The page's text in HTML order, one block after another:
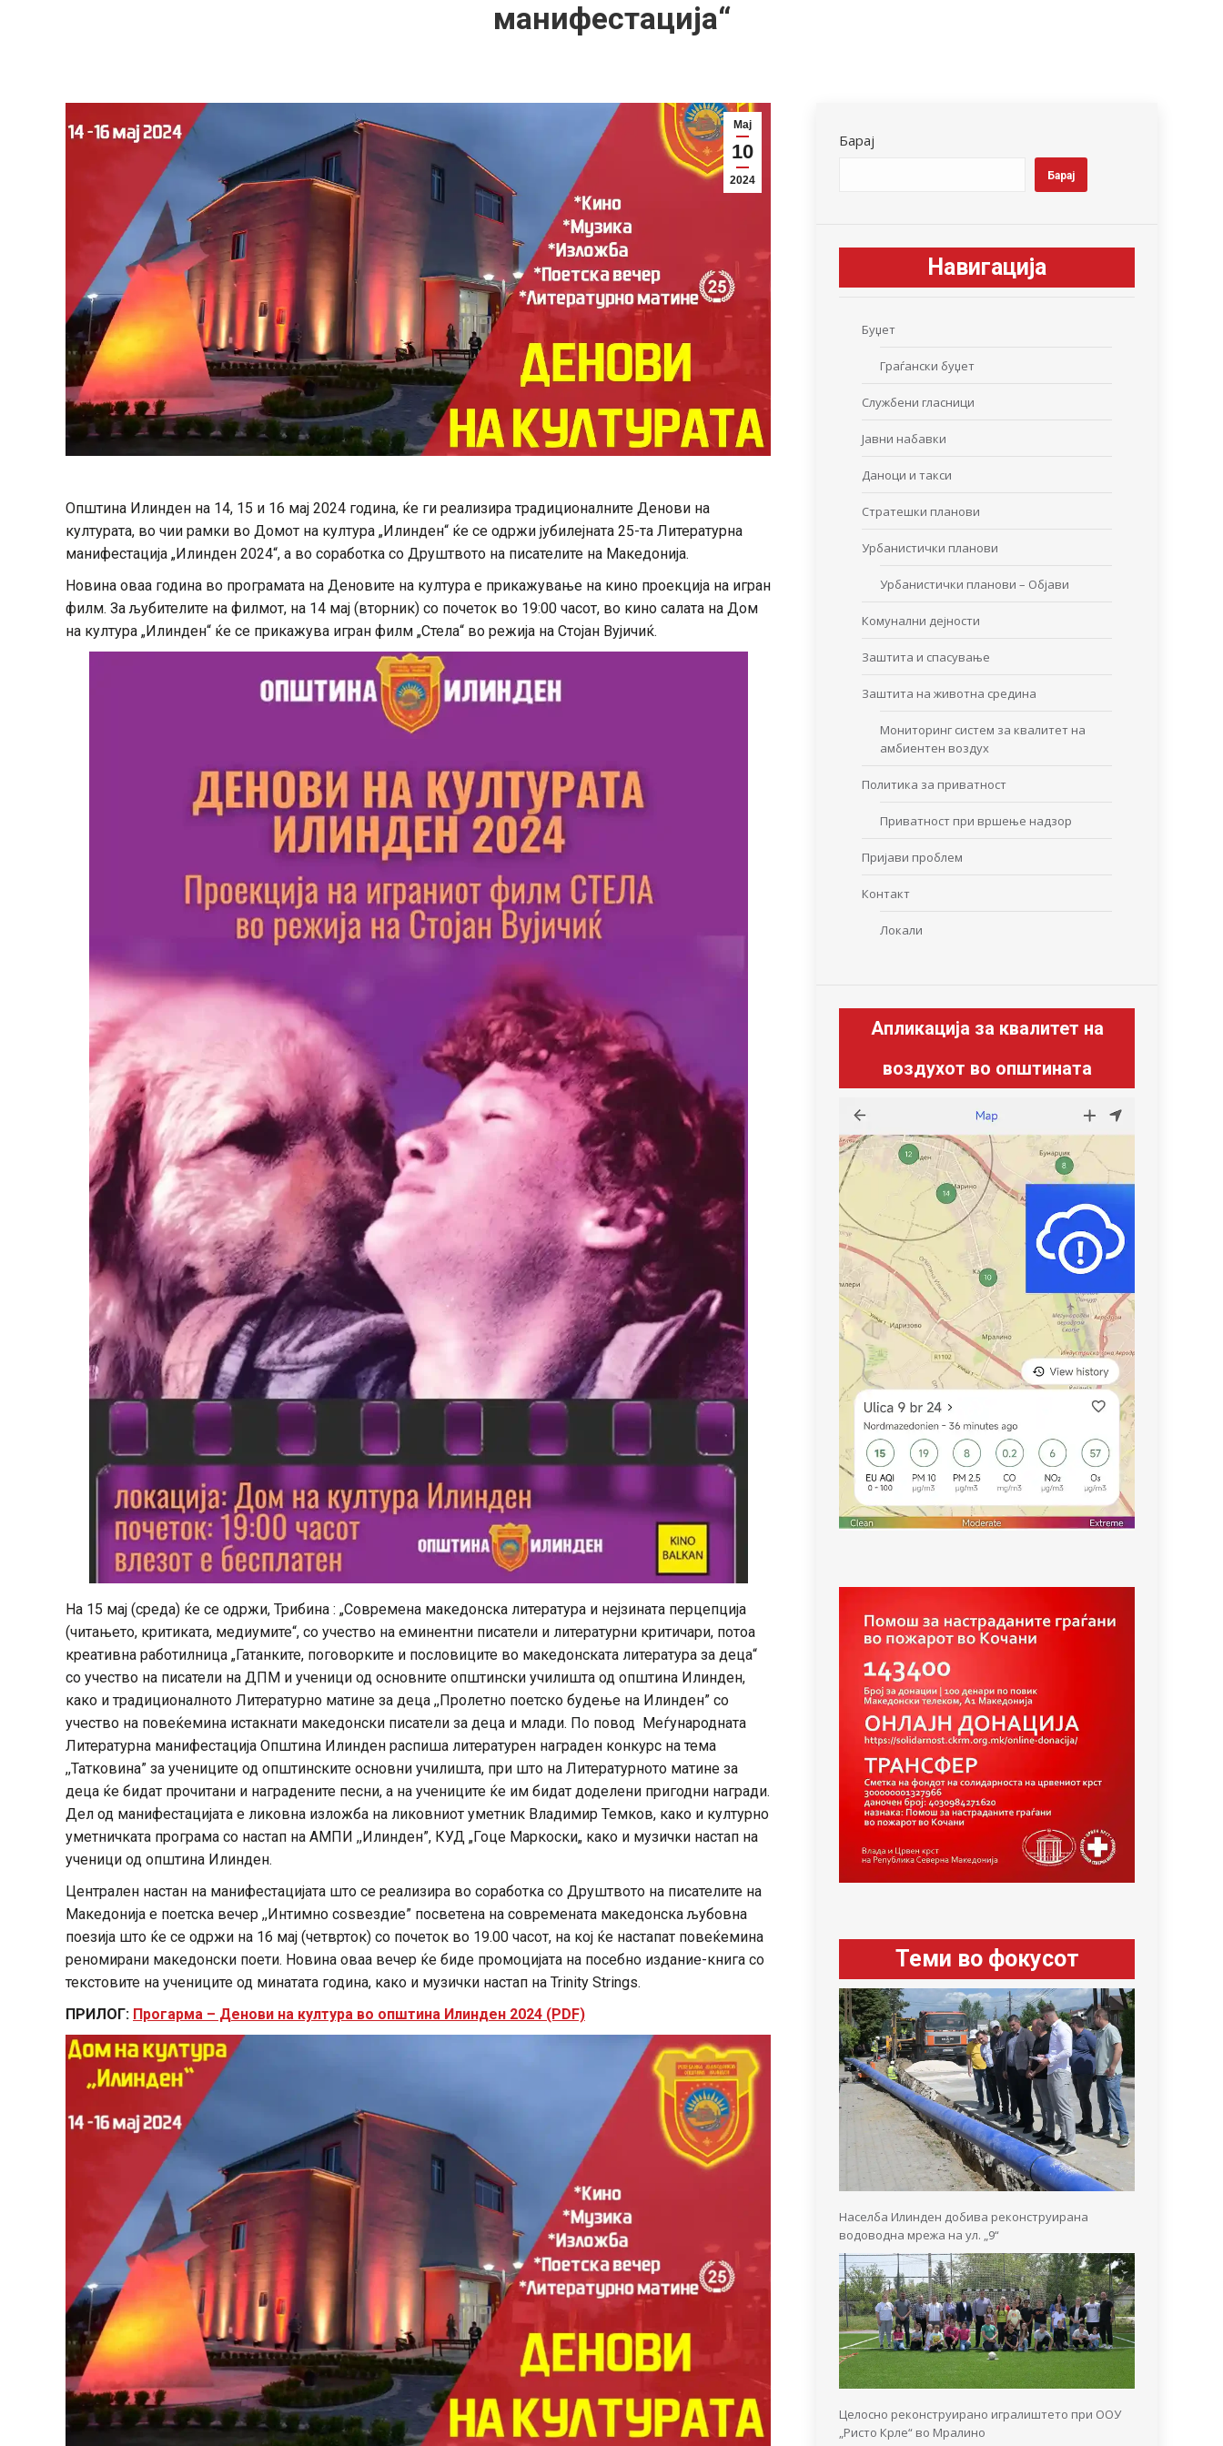
манифестација“
Мај
10
2024
Општина Илинден на 14, 15 и 16 мај 2024 година, ќе ги реализира традиционалните Денови на
културата, во чии рамки во Домот на култура „Илинден“ ќе се одржи јубилејната 25-та Литературна
манифестација „Илинден 2024“, а во соработка со Друштвото на писателите на Македонија.
Новина оваа година во програмата на Деновите на култура е прикажување на кино проекција на игран
филм. За љубителите на филмот, на 14 мај (вторник) со почеток во 19:00 часот, во кино салата на Дом
на култура „Илинден“ ќе се прикажува игран филм „Стела“ во режија на Стојан Вујичиќ.
На 15 мај (среда) ќе се одржи, Трибина : „Современа македонска литература и нејзината перцепција
(читањето, критиката, медиумите“, со учество на еминентни писатели и литературни критичари, потоа
креативна работилница „Гатанките, поговорките и пословиците во македонската литература за деца“
со учество на писатели на ДПМ и ученици од основните општински училишта од општина Илинден,
како и традиционалното Литературно матине за деца ,,Пролетно поетско будење на Илинден” со
учество на повеќемина истакнати македонски писатели за деца и млади. По повод Меѓународната
Литературна манифестација Општина Илинден распиша литературен награден конкурс на тема
,,Татковина” за учениците од општинските основни училишта, при што на Литературното матине за
деца ќе бидат прочитани и наградените песни, а на учениците ќе им бидат доделени пригодни награди.
Дел од манифестацијата е ликовна изложба на ликовниот уметник Владимир Темков, како и културно
уметничката програма со настап на АМПИ ,,Илинден”, КУД „Гоце Маркоски„ како и музички настап на
ученици од општина Илинден.
Централен настан на манифестацијата што се реализира во соработка со Друштвото на писателите на
Македонија е поетска вечер ,,Интимно соѕвездие” посветена на современата македонска љубовна
поезија што ќе се одржи на 16 мај (четврток) со почеток во 19.00 часот, на кој ќе настапат повеќемина
реномирани македонски поети. Новина оваа вечер ќе биде промоцијата на посебно издание-книга со
текстовите на учениците од минатата година, како и музички настап на Trinity Strings.
ПРИЛОГ: Прогарма – Денови на култура во општина Илинден 2024 (PDF)
Барај
Барај
Навигација
Буџет
Граѓански буџет
Службени гласници
Јавни набавки
Даноци и такси
Стратешки планови
Урбанистички планови
Урбанистички планови – Објави
Комунални дејности
Заштита и спасување
Заштита на животна средина
Мониторинг систем за квалитет на
амбиентен воздух
Политика за приватност
Приватност при вршење надзор
Пријави проблем
Контакт
Локали
Апликација за квалитет на
воздухот во општината
Теми во фокусот
Населба Илинден добива реконструирана
водоводна мрежа на ул. „9“
Целосно реконструирано игралиштето при ООУ
„Ристо Крле“ во Мралино